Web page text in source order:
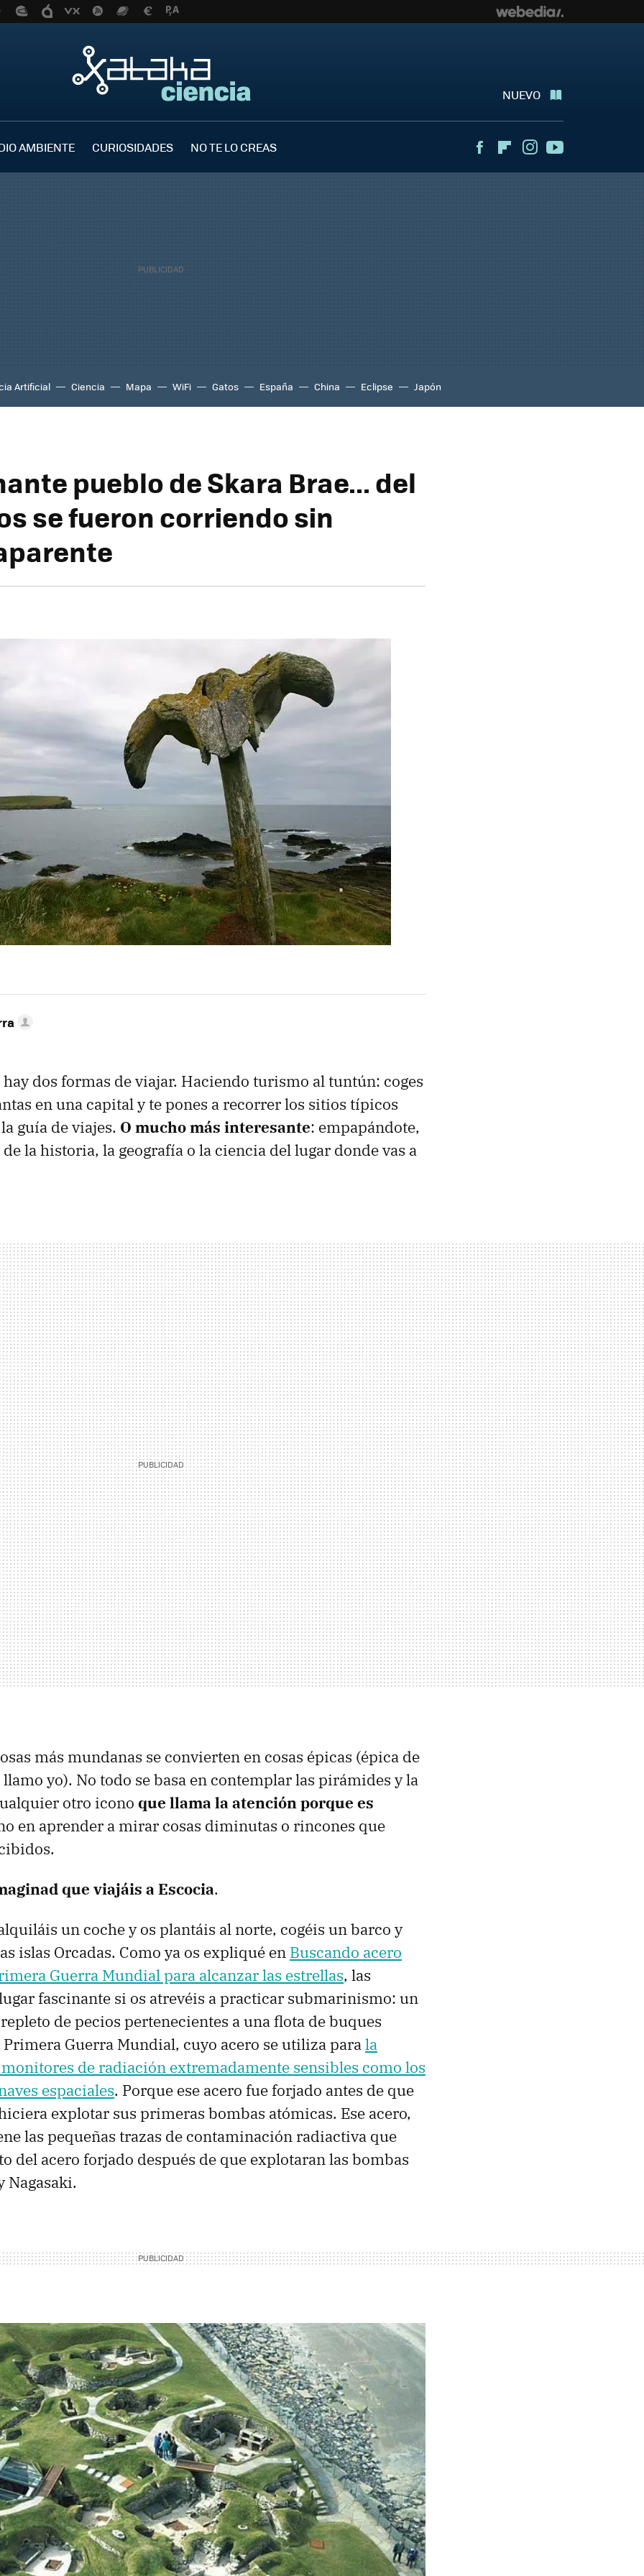
NUEVO
AMBIENTE CURIOSIDADES NO TE LO CREAS FacebookFlipboardInstagram
Artificial Ciencia Mapa WiFi Gatos España China Eclipse Japón
pueblo de Skara Brae... del
se fueron corriendo sin
dos formas de viajar. Haciendo turismo al tuntún: coges
en una capital y te pones a recorrer los sitios típicos
guía de viajes. O mucho más interesante: empapándote,
la historia, la geografía o la ciencia del lugar donde vas a
más mundanas se convierten en cosas épicas (épica de
yo). No todo se basa en contemplar las pirámides y la
otro icono que llama la atención porque es
en aprender a mirar cosas diminutas o rincones que
que viajáis a Escocia.
un coche y os plantáis al norte, cogéis un barco y
islas Orcadas. Como ya os expliqué en Buscando acero
Guerra Mundial para alcanzar las estrellas, las
fascinante si os atrevéis a practicar submarinismo: un
de pecios pertenecientes a una flota de buques
Primera Guerra Mundial, cuyo acero se utiliza parala
de radiación extremadamente sensibles como los
espaciales. Porque ese acero fue forjado antes de que
explotar sus primeras bombas atómicas. Ese acero,
las pequeñas trazas de contaminación radiactiva que
del acero forjado después de que explotaran las bombas
Nagasaki.